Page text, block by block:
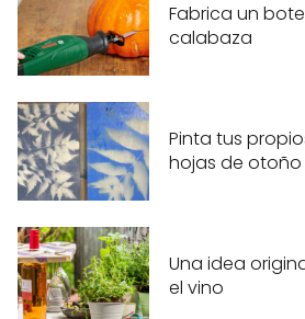
Fabrica un
calabaza
Pinta tus
hojas de otoño
Una idea
el vino